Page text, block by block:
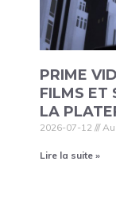
PRIME
FILMS ET
LA
2026-07-12
Lire la suite »